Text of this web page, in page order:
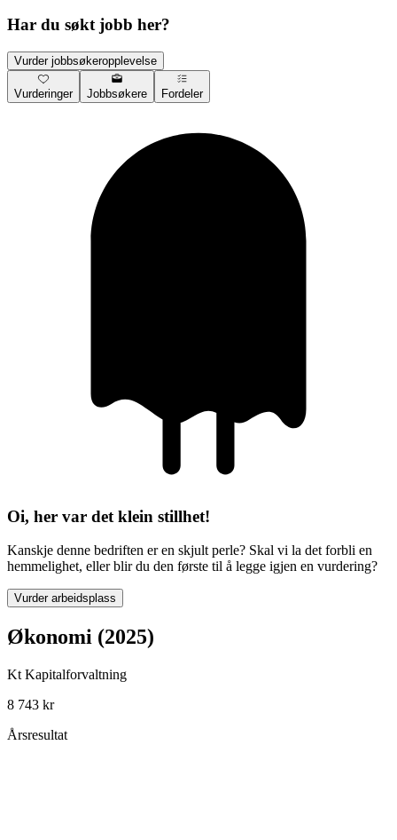
Har du søkt jobb her?
Vurder jobbsøkeropplevelse
Vurderinger Jobbsøkere Fordeler
Oi, her var det klein stillhet!
Kanskje denne bedriften er en skjult perle? Skal vi la det forbli en
hemmelighet, eller blir du den første til å legge igjen en vurdering?
Vurder arbeidsplass
Økonomi (2025)
Kt Kapitalforvaltning
8 743 kr
Årsresultat